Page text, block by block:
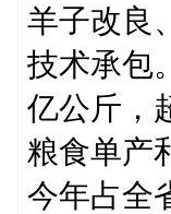
羊子改良
技术承包
亿公斤，
粮食单产
今年占全